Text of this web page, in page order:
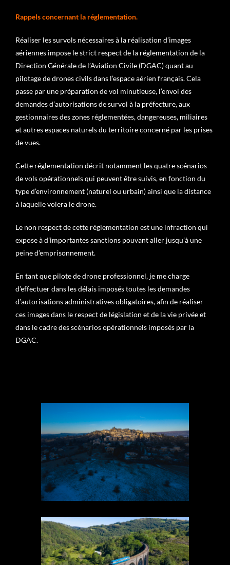
Rappels concernant la réglementation.
Réaliser les survols nécessaires à la réalisation d’images
aériennes impose le strict respect de la réglementation de la
Direction Générale de l’Aviation Civile (DGAC) quant au
pilotage de drones civils dans l’espace aérien français. Cela
passe par une préparation de vol minutieuse, l’envoi des
demandes d’autorisations de survol à la préfecture, aux
gestionnaires des zones réglementées, dangereuses, miliaires
et autres espaces naturels du territoire concerné par les prises
de vues.
Cette réglementation décrit notamment les quatre scénarios
de vols opérationnels qui peuvent être suivis, en fonction du
type d’environnement (naturel ou urbain) ainsi que la distance
à laquelle volera le drone.
Le non respect de cette réglementation est une infraction qui
expose à d’importantes sanctions pouvant aller jusqu’à une
peine d’emprisonnement.
En tant que pilote de drone professionnel, je me charge
d’effectuer dans les délais imposés toutes les demandes
d’autorisations administratives obligatoires, afin de réaliser
ces images dans le respect de législation et de la vie privée et
dans le cadre des scénarios opérationnels imposés par la
DGAC.